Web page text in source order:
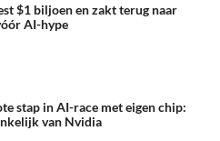
$1 biljoen en zakt terug naar
AI-hype
stap in AI-race met eigen chip:
van Nvidia